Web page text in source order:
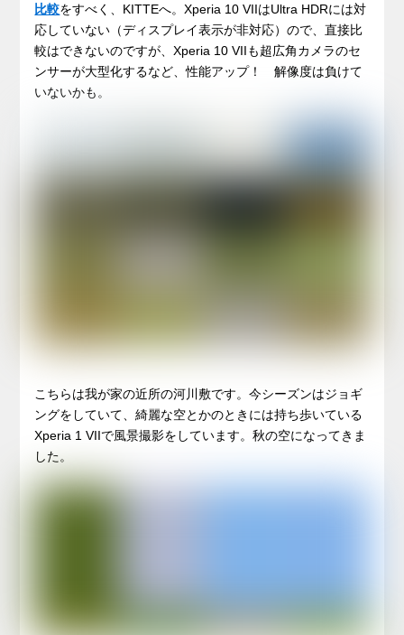
比較をすべく、KITTEへ。Xperia 10 VIIはUltra HDRには対
応していない（ディスプレイ表示が非対応）ので、直接比
較はできないのですが、Xperia 10 VIIも超広角カメラのセ
ンサーが大型化するなど、性能アップ！ 解像度は負けて
いないかも。
こちらは我が家の近所の河川敷です。今シーズンはジョギ
ングをしていて、綺麗な空とかのときには持ち歩いている
Xperia 1 VIIで風景撮影をしています。秋の空になってきま
した。